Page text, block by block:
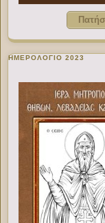
ΗΜΕΡΟΛΟΓΙΟ 2023